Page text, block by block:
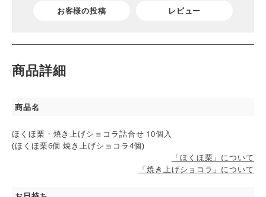
お客様の投稿 レビュー
商品詳細
商品名
ほくほ栗・焼き上げショコラ詰合せ 10個入
(ほくほ栗6個 焼き上げショコラ4個)
「ほくほ栗」について
「焼き上げショコラ」について